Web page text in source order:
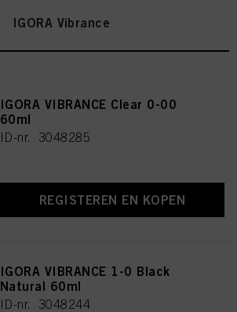
IGORA Vibrance
IGORA VIBRANCE Clear 0-00
60ml
ID-nr. 3048285
REGISTEREN EN KOPEN
IGORA VIBRANCE 1-0 Black
Natural 60ml
ID-nr. 3048244